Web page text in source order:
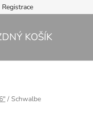
Registrace
KOŠÍK
/ Schwalbe